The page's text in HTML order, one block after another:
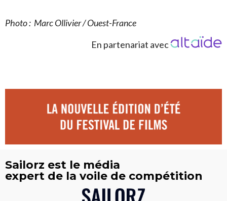
Photo : Marc Ollivier / Ouest-France
En partenariat avec
Sailorz est le média
expert de la voile de compétition